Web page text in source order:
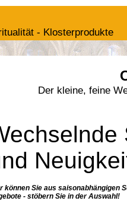
- Klosterprodukte
Der kleine, feine
können Sie aus saisonabhängigen
- stöbern Sie in der Auswahl!